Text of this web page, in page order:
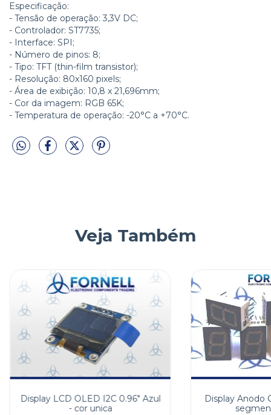
Especificação:
- Tensão de operação: 3,3V DC;
- Controlador: ST7735;
- Interface: SPI;
- Número de pinos: 8;
- Tipo: TFT (thin-film transistor);
- Resolução: 80x160 pixels;
- Área de exibição: 10,8 x 21,696mm;
- Cor da imagem: RGB 65K;
- Temperatura de operação: -20°C a +70°C.
Veja Também
Display LCD OLED I2C 0.96" Azul
- cor unica
Display Anodo